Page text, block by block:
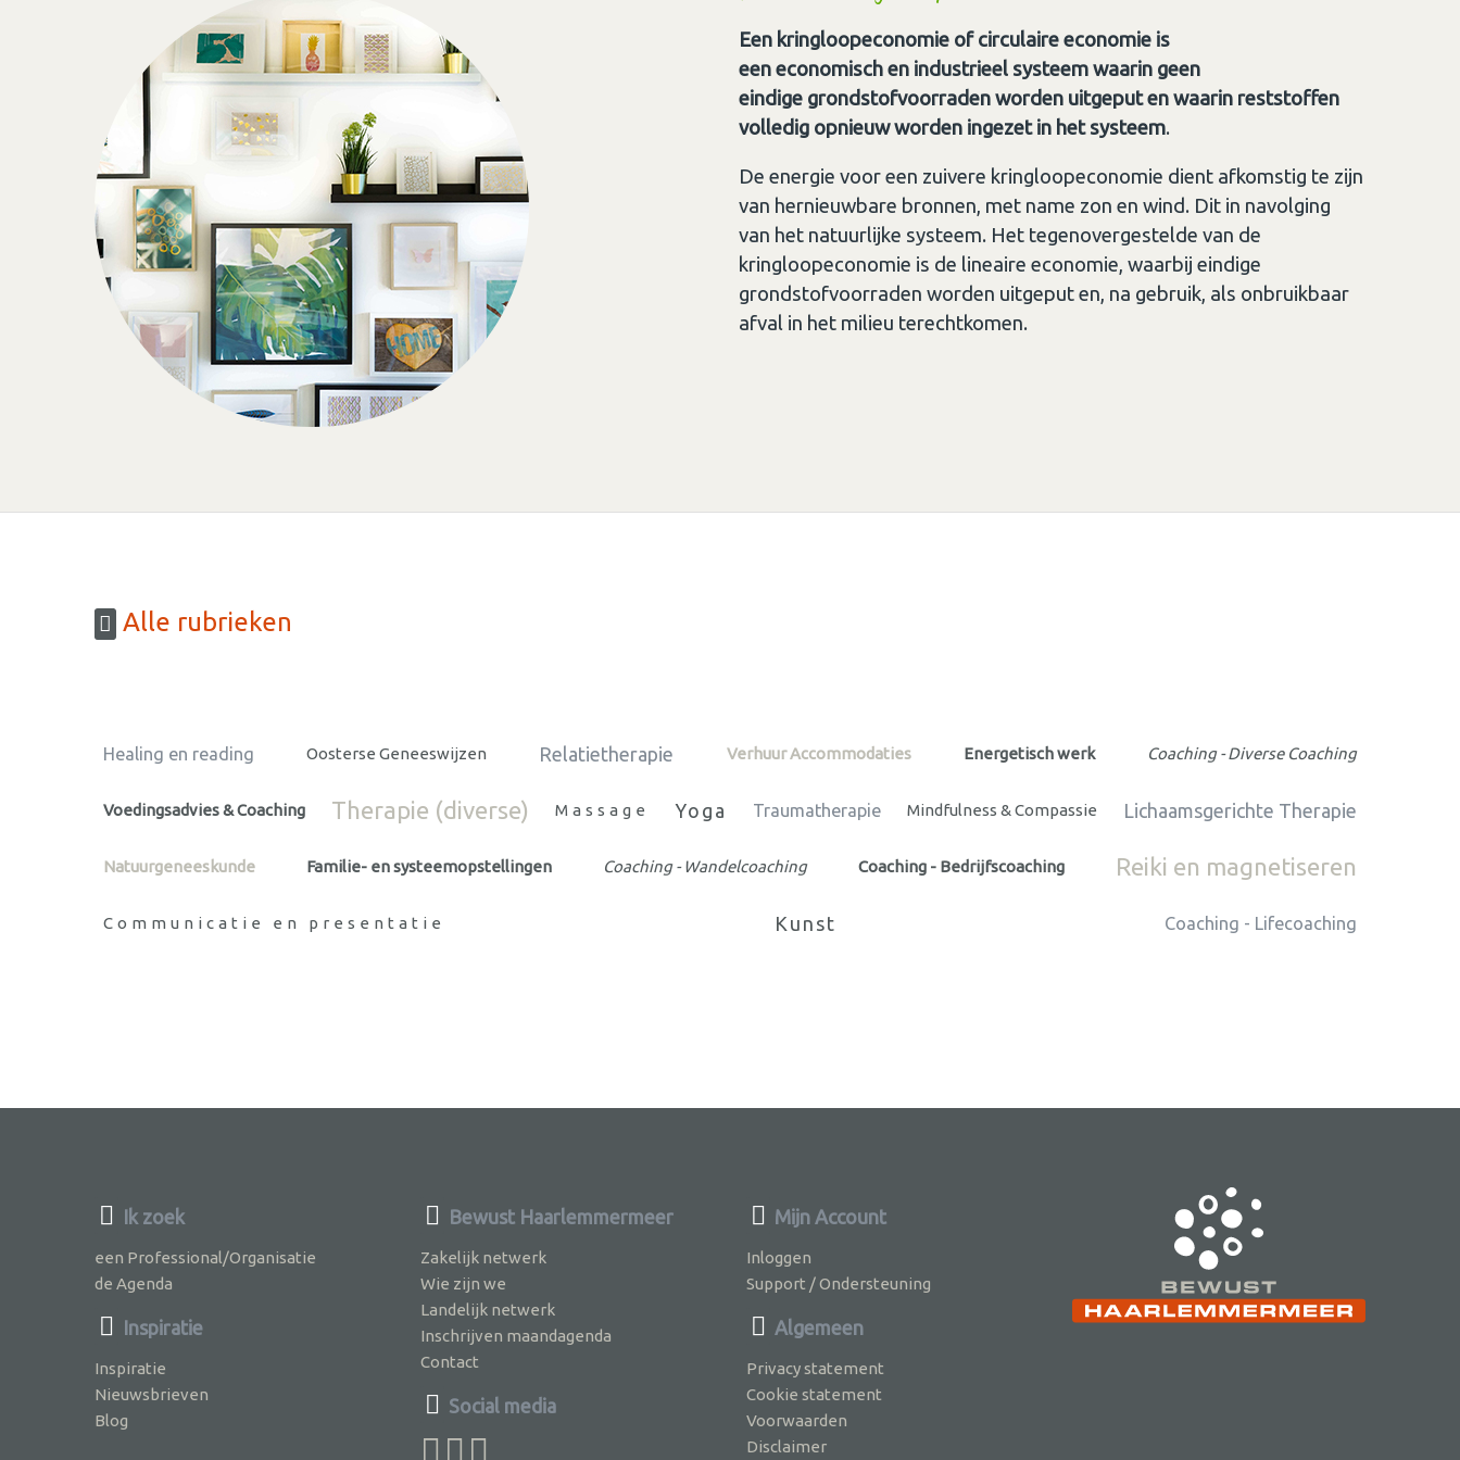
Een kringloopeconomie of circulaire economie is
een economisch en industrieel systeem waarin geen
eindige grondstofvoorraden worden uitgeput en waarin reststoffen
volledig opnieuw worden ingezet in het systeem.
De energie voor een zuivere kringloopeconomie dient afkomstig te zijn
van hernieuwbare bronnen, met name zon en wind. Dit in navolging
van het natuurlijke systeem. Het tegenovergestelde van de
kringloopeconomie is de lineaire economie, waarbij eindige
grondstofvoorraden worden uitgeput en, na gebruik, als onbruikbaar
afval in het milieu terechtkomen.
Alle rubrieken
Healing en reading Oosterse Geneeswijzen Relatietherapie Verhuur Accommodaties Energetisch werk Coaching - Diverse Coaching
Voedingsadvies & Coaching Therapie (diverse) Massage Yoga Traumatherapie Mindfulness & Compassie Lichaamsgerichte Therapie
Natuurgeneeskunde Familie- en systeemopstellingen Coaching - Wandelcoaching Coaching - Bedrijfscoaching Reiki en magnetiseren
Communicatie en presentatie Kunst Coaching - Lifecoaching
Ik zoek
een Professional/Organisatie
de Agenda
Inspiratie
Inspiratie
Nieuwsbrieven
Blog
Bewust Haarlemmermeer
Zakelijk netwerk
Wie zijn we
Landelijk netwerk
Inschrijven maandagenda
Contact
Social media
Mijn Account
Inloggen
Support / Ondersteuning
Algemeen
Privacy statement
Cookie statement
Voorwaarden
Disclaimer